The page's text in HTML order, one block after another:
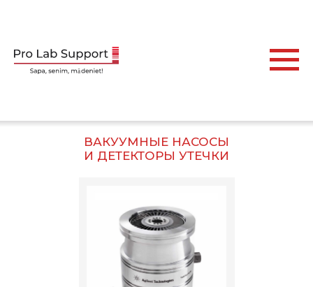
ВАКУУМНЫЕ НАСОСЫ
И ДЕТЕКТОРЫ УТЕЧКИ